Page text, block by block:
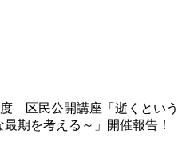
区民公開講座「逝くという
期を考える～」開催報告！